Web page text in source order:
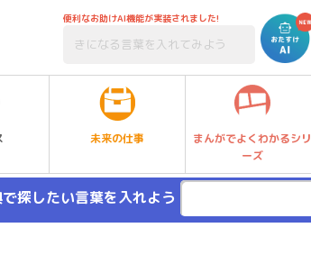
便利なお助けAI機能が実装されました!
未来の仕事
まんがでよくわかるシリ
ーズ
探したい言葉を入れよう